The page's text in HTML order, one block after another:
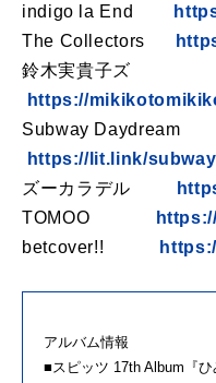
indigo la End
The Collectors
鈴木実貴子ズ
https://
Subway Daydream
https://lit.link/
ズーカラデル
TOMOO
betcover!!
アルバム情報
■スピッツ 17th Album『ひ